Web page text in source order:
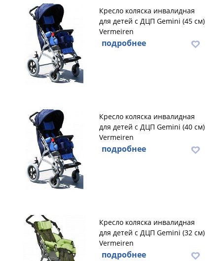
Кресло коляска инвалидная
для детей с ДЦП Gemini (45 см)
Vermeiren
подробнее
Кресло коляска инвалидная
для детей с ДЦП Gemini (40 см)
Vermeiren
подробнее
Кресло коляска инвалидная
для детей с ДЦП Gemini (32 см)
Vermeiren
подробнее